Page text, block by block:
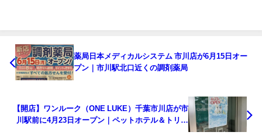
薬局日本メディカルシステム 市川店が6月15日オー
プン｜市川駅北口近くの調剤薬局
【開店】ワンルーク（ONE LUKE）千葉市川店が市
川駅前に4月23日オープン｜ペットホテル＆トリミ